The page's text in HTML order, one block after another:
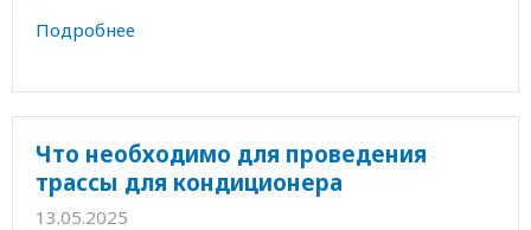
Подробнее
Что необходимо для проведения
трассы для кондиционера
13.05.2025